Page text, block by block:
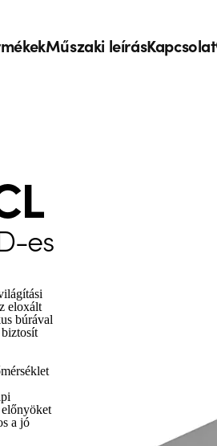
Műszaki leírásKapcsolat
es
eloxált
búrával
előnyöket
a jó